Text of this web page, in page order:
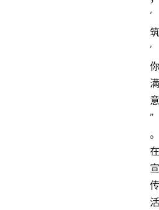
‘
筑
’
你
满
意
”
。
在
宣
传
活